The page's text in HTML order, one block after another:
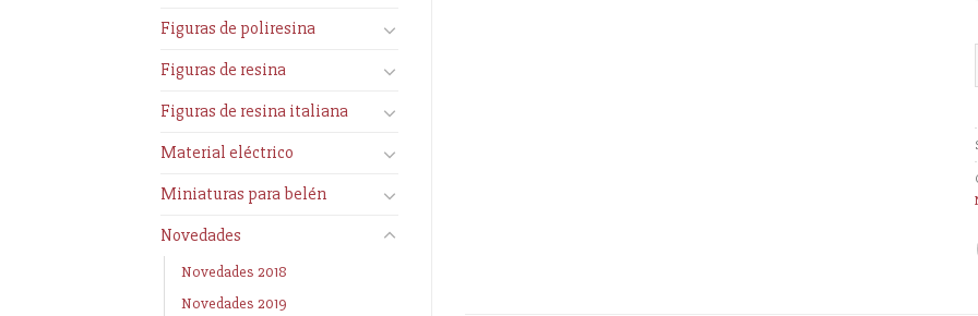
Figuras de poliresina
Figuras de resina
Figuras de resina italiana
Material eléctrico
Miniaturas para belén
Novedades
Novedades 2018
Novedades 2019